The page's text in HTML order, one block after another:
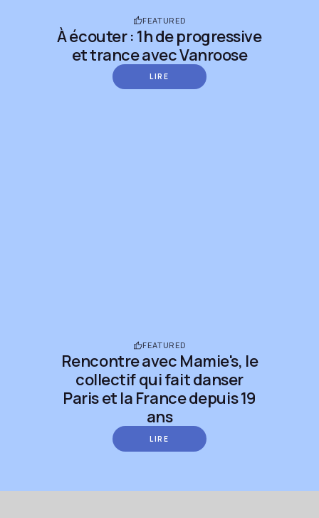
FEATURED
À écouter : 1h de progressive
et trance avec Vanroose
LIRE
FEATURED
Rencontre avec Mamie's, le
collectif qui fait danser
Paris et la France depuis 19
ans
LIRE